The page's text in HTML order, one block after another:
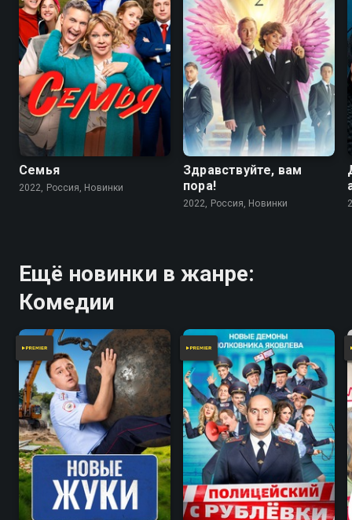
Семья
2022, Россия, Новинки
Здравствуйте, вам
пора!
2022, Россия, Новинки
Ещё новинки в жанре:
Комедии